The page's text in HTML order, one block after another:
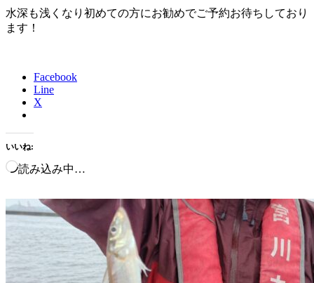
水深も浅くなり初めての方にお勧めでご予約お待ちしており
ます！
Facebook
Line
X
いいね:
読み込み中…